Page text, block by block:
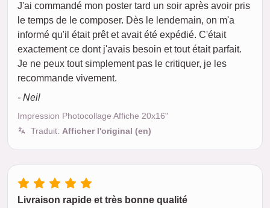
J'ai commandé mon poster tard un soir après avoir pris
le temps de le composer. Dès le lendemain, on m'a
informé qu'il était prêt et avait été expédié. C'était
exactement ce dont j'avais besoin et tout était parfait.
Je ne peux tout simplement pas le critiquer, je les
recommande vivement.
- Neil
Impression Photocollage Affiche 20x16"
Traduit: Afficher l'original (en)
Livraison rapide et très bonne qualité